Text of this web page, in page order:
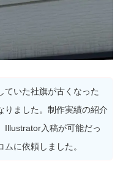
ていた社旗が古くなった
りました。制作実績の紹介
Illustrator入稿が可能だっ
に依頼しました。